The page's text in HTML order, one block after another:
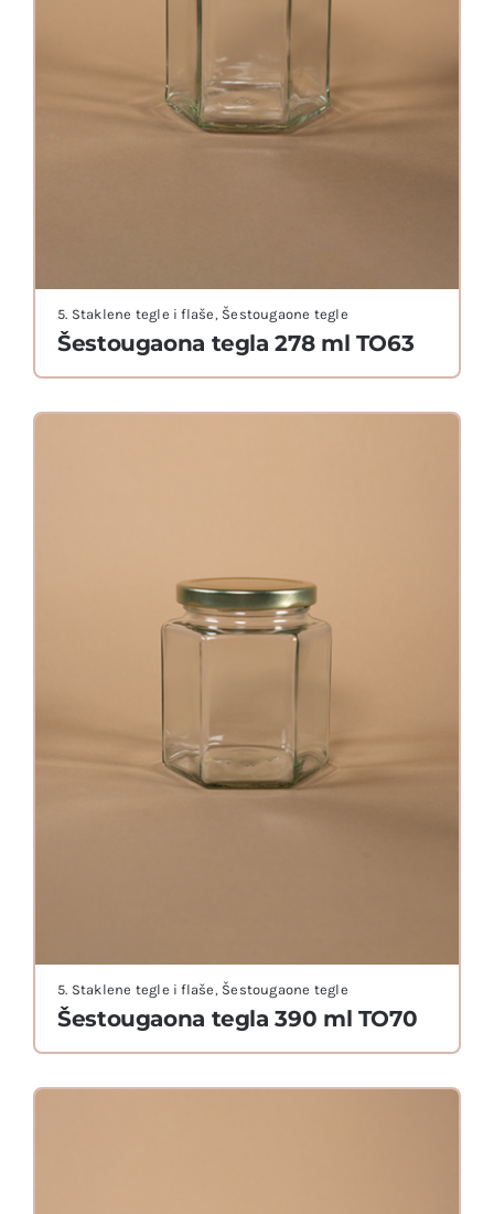
Šestougaona tegla 278 ml TO63
5. Staklene tegle i flaše, Šestougaone tegle
Šestougaona tegla 390 ml TO70
5. Staklene tegle i flaše, Šestougaone tegle